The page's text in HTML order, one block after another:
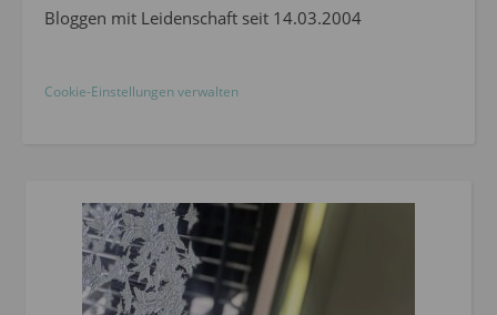
Bloggen mit Leidenschaft seit 14.03.2004
Cookie-Einstellungen verwalten